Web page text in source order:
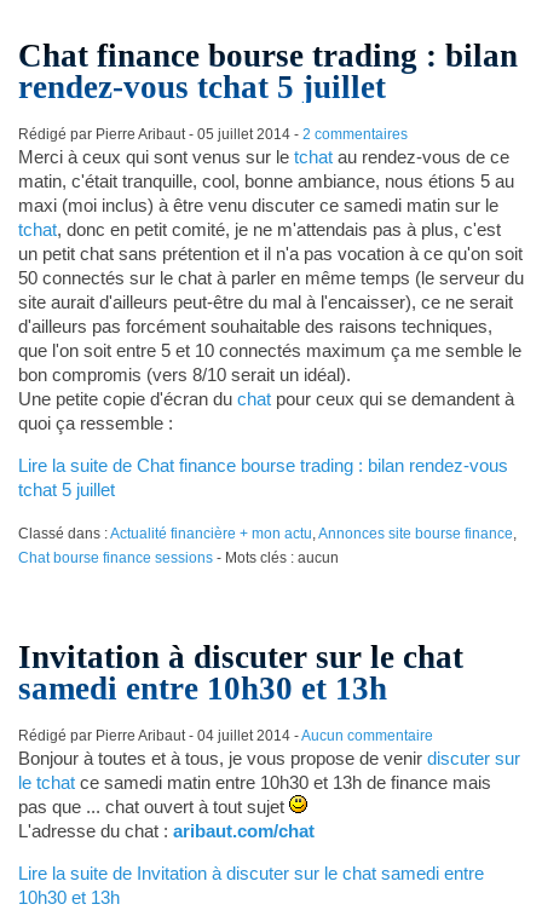
Chat finance bourse trading : bilan
rendez-vous tchat 5 juillet
Rédigé par Pierre Aribaut - 05 juillet 2014- 2 commentaires
Merci à ceux qui sont venus sur le tchatau rendez-vous de ce
matin, c'était tranquille, cool, bonne ambiance, nous étions 5 au
maxi (moi inclus) à être venu discuter ce samedi matin sur le
tchat, donc en petit comité, je ne m'attendais pas à plus, c'est
un petit chat sans prétention et il n'a pas vocation à ce qu'on soit
50 connectés sur le chat à parler en même temps (le serveur du
site aurait d'ailleurs peut-être du mal à l'encaisser), ce ne serait
d'ailleurs pas forcément souhaitable des raisons techniques,
que l'on soit entre 5 et 10 connectés maximum ça me semble le
bon compromis (vers 8/10 serait un idéal).
Une petite copie d'écran du chatpour ceux qui se demandent à
quoi ça ressemble :
Lire la suite de Chat finance bourse trading : bilan rendez-vous
tchat 5 juillet
Classé dans :Actualité financière + mon actu,Annonces site bourse finance,
Chat bourse finance sessions- Mots clés : aucun
Invitation à discuter sur le chat
samedi entre 10h30 et 13h
Rédigé par Pierre Aribaut - 04 juillet 2014-Aucun commentaire
Bonjour à toutes et à tous, je vous propose de venir discuter sur
le tchatce samedi matin entre 10h30 et 13h de finance mais
pas que ... chat ouvert à tout sujet
L'adresse du chat : aribaut.com/chat
Lire la suite de Invitation à discuter sur le chat samedi entre
10h30 et 13h